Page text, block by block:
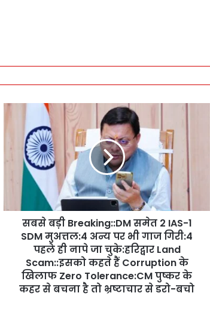
ड़ी
a
सबसे बड़ी Breaking::DM समेत 2 IAS-1
SDM मुअत्तल:4 अन्य पर भी गाज गिरी:4
पहले ही नापे जा चुके:हरिद्वार Land
Scam::इसको कहते हैं Corruption के
खिलाफ Zero Tolerance:CM पुष्कर के
कहर से बचना है तो भ्रष्टाचार से डरो-बचो